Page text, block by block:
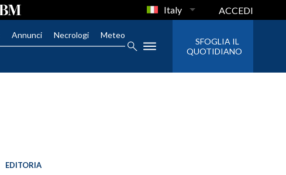
Italy ACCEDI
Annunci Necrologi Meteo
SFOGLIA IL
QUOTIDIANO
EDITORIA